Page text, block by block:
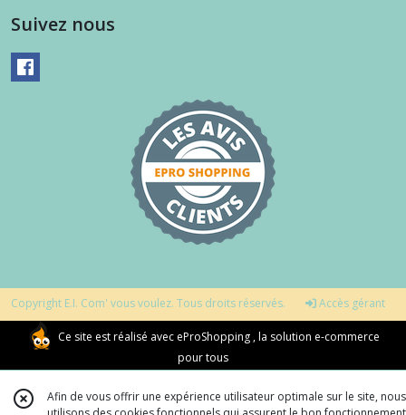
Suivez nous
Copyright E.I. Com' vous voulez. Tous droits réservés. Accès gérant
Ce site est réalisé avec eProShopping, la solution e-commerce
pour tous
Afin de vous offrir une expérience utilisateur optimale sur le site, nous